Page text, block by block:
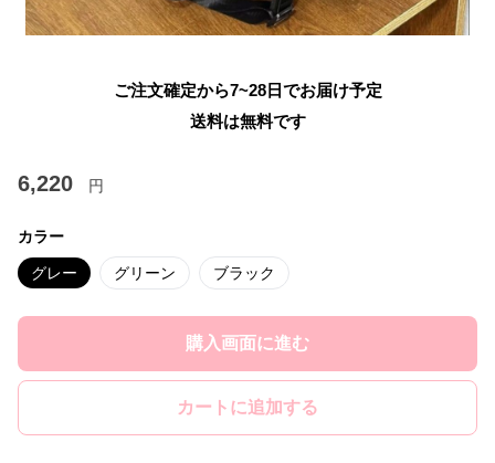
ご注文確定から7~28日でお届け予定
送料は無料です
6,220 円
カラー
グレー グリーン ブラック
購入画面に進む
カートに追加する